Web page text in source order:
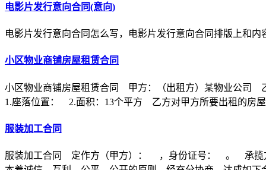
电影片发行意向合同(意向)
电影片发行意向合同怎么写，电影片发行意向合同排版上和
小区物业商铺房屋租赁合同
小区物业商铺房屋租赁合同 甲方：（出租方）某物业公司
1.座落位置： 2.面积：13个平方 乙方对甲方所要出租的房
服装加工合同
服装加工合同 定作方（甲方）： ，身份证号： 。 承揽